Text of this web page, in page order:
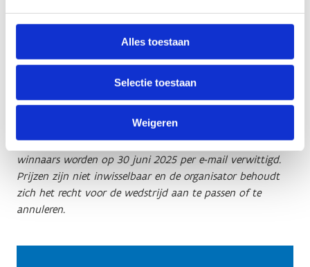
Alles toestaan
Selectie toestaan
Weigeren
*Wedstrijdreglement: door deel te nemen aan deze
wedstrijd, georganiseerd door Sport Vlaanderen, stemt elke
deelnemer in met de regels: één inzending per persoon, 5
winnaars worden op 30 juni 2025 per e-mail verwittigd.
Prijzen zijn niet inwisselbaar en de organisator behoudt
zich het recht voor de wedstrijd aan te passen of te
annuleren.